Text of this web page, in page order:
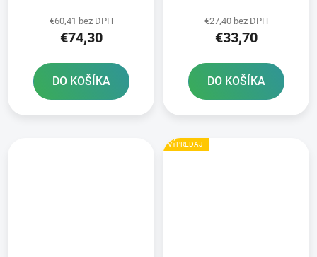
€60,41 bez DPH
€74,30
DO KOŠÍKA
€27,40 bez DPH
€33,70
DO KOŠÍKA
VÝPREDAJ